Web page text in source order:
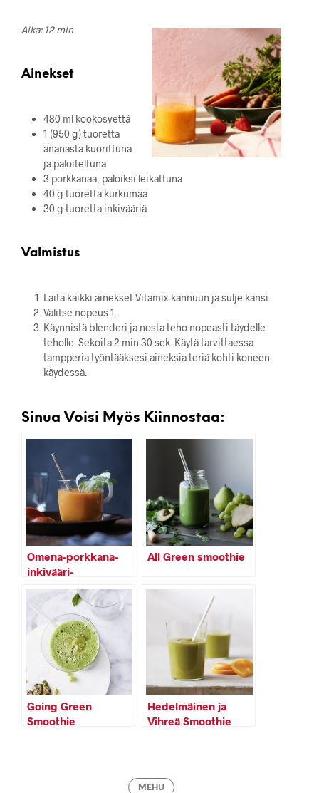
Aika: 12 min
Ainekset
480 ml kookosvettä
1 (950 g) tuoretta
ananasta kuorittuna
ja paloiteltuna
3 porkkanaa, paloiksi leikattuna
40 g tuoretta kurkumaa
30 g tuoretta inkivääriä
Valmistus
Laita kaikki ainekset Vitamix-kannuun ja sulje kansi.
Valitse nopeus 1.
Käynnistä blenderi ja nosta teho nopeasti täydelle
teholle. Sekoita 2 min 30 sek. Käytä tarvittaessa
tampperia työntääksesi aineksia teriä kohti koneen
käydessä.
Sinua Voisi Myös Kiinnostaa:
Omena-porkkana-
inkivääri-
fenkolimehu
All Green smoothie
Going Green
Smoothie
Hedelmäinen ja
Vihreä Smoothie
MEHU